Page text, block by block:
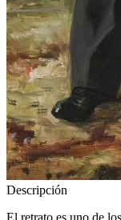
Descripción
El retrato es uno de